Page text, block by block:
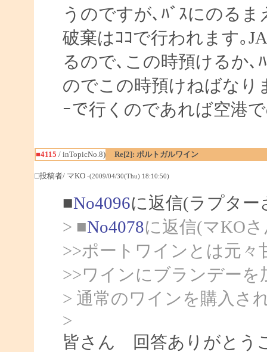
うのですが､ﾊﾞｽにのる
破棄はｺｺで行われます｡
るので､この時預けるか､
のでこの時預けねばなり
ｰで行くのであれば空港
■4115 / inTopicNo.8) Re[2]: ポルトガルワイン
□投稿者/ マKO -(2009/04/30(Thu) 18:10:50)
■No4096に返信(ラプター
> ■No4078に返信(マKO
>>ポートワインとは元々
>>ワインにブランデー
> 通常のワインを購入さ
>
皆さん 回答ありがとう